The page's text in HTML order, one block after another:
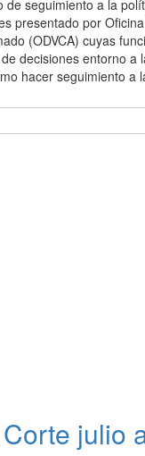
seguimiento a la
presentado por
(ODVCA) cuyas
decisiones entorno
hacer seguimiento
julio